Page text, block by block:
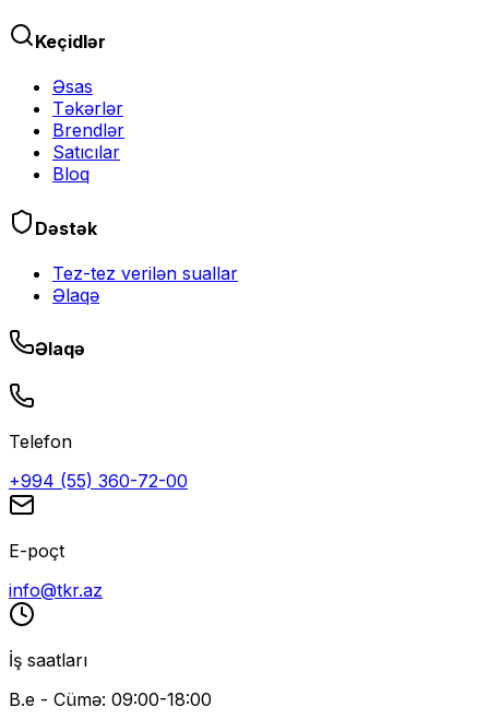
Keçidlər
Əsas
Təkərlər
Brendlər
Satıcılar
Bloq
Dəstək
Tez-tez verilən suallar
Əlaqə
Əlaqə
Telefon
+994 (55) 360-72-00
E-poçt
info@tkr.az
İş saatları
B.e - Cümə: 09:00-18:00